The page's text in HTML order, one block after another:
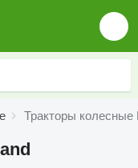
Тракторы колесные